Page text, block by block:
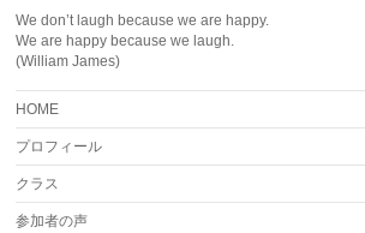
We don’t laugh because we are happy.
We are happy because we laugh.
(William James)
HOME
プロフィール
クラス
参加者の声